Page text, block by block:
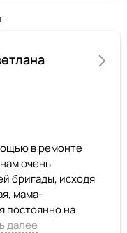
в ремонте
очень
бригады, исходя
мама-
постоянно на
далее